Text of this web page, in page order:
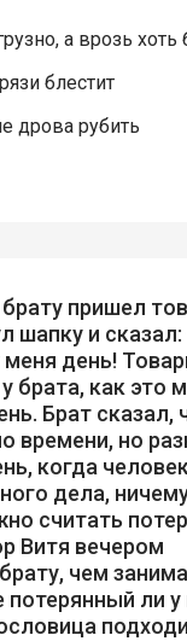
а врозь хоть
блестит
дрова рубить
пришел
шапку и сказал:
меня день!
брата, как это
Брат сказал,
времени, но
когда
дела,
считать
Витя вечером
чем
потерянный ли у